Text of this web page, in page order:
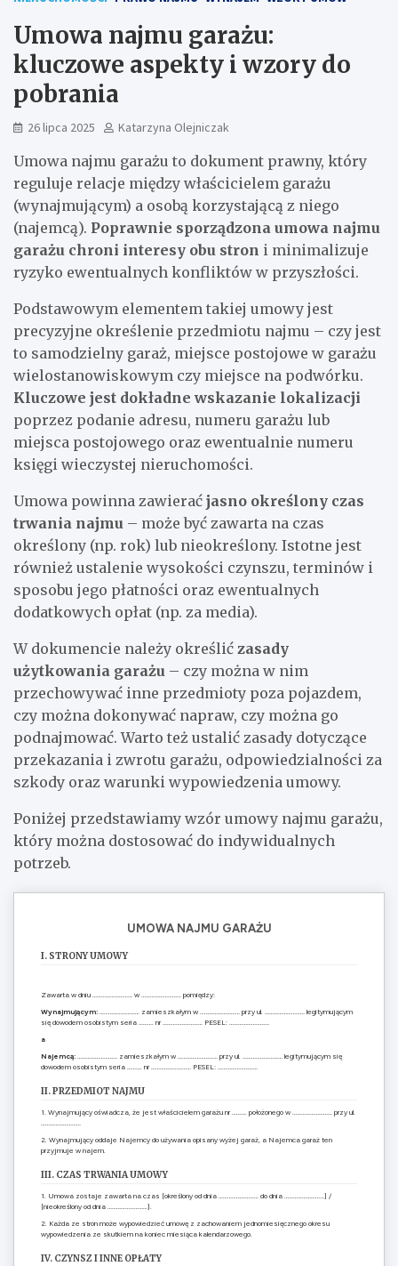
Umowa najmu garażu:
kluczowe aspekty i wzory do
pobrania
26 lipca 2025 Katarzyna Olejniczak
Umowa najmu garażu to dokument prawny, który
reguluje relacje między właścicielem garażu
(wynajmującym) a osobą korzystającą z niego
(najemcą). Poprawnie sporządzona umowa najmu
garażu chroni interesy obu stron i minimalizuje
ryzyko ewentualnych konfliktów w przyszłości.
Podstawowym elementem takiej umowy jest
precyzyjne określenie przedmiotu najmu – czy jest
to samodzielny garaż, miejsce postojowe w garażu
wielostanowiskowym czy miejsce na podwórku.
Kluczowe jest dokładne wskazanie lokalizacji
poprzez podanie adresu, numeru garażu lub
miejsca postojowego oraz ewentualnie numeru
księgi wieczystej nieruchomości.
Umowa powinna zawierać jasno określony czas
trwania najmu – może być zawarta na czas
określony (np. rok) lub nieokreślony. Istotne jest
również ustalenie wysokości czynszu, terminów i
sposobu jego płatności oraz ewentualnych
dodatkowych opłat (np. za media).
W dokumencie należy określić zasady
użytkowania garażu – czy można w nim
przechowywać inne przedmioty poza pojazdem,
czy można dokonywać napraw, czy można go
podnajmować. Warto też ustalić zasady dotyczące
przekazania i zwrotu garażu, odpowiedzialności za
szkody oraz warunki wypowiedzenia umowy.
Poniżej przedstawiamy wzór umowy najmu garażu,
który można dostosować do indywidualnych
potrzeb.
UMOWA NAJMU GARAŻU
I. STRONY UMOWY
Zawarta w dniu ……………………… w ……………………… pomiędzy:
Wynajmującym: ……………………… zamieszkałym w ……………………… przy ul. ……………………… legitymującym
się dowodem osobistym seria ………. nr ……………………… PESEL: ………………………
a
Najemcą: ……………………… zamieszkałym w ……………………… przy ul. ……………………… legitymującym się
dowodem osobistym seria ………. nr ……………………… PESEL: ………………………
II. PRZEDMIOT NAJMU
1. Wynajmujący oświadcza, że jest właścicielem garażu nr ………. położonego w ……………………… przy ul.
2. Wynajmujący oddaje Najemcy do używania opisany wyżej garaż, a Najemca garaż ten
przyjmuje w najem.
III. CZAS TRWANIA UMOWY
1. Umowa zostaje zawarta na czas [określony od dnia ……………………… do dnia ………………………] /
[nieokreślony od dnia ………………………].
2. Każda ze stron może wypowiedzieć umowę z zachowaniem jednomiesięcznego okresu
wypowiedzenia ze skutkiem na koniec miesiąca kalendarzowego.
IV. CZYNSZ I INNE OPŁATY